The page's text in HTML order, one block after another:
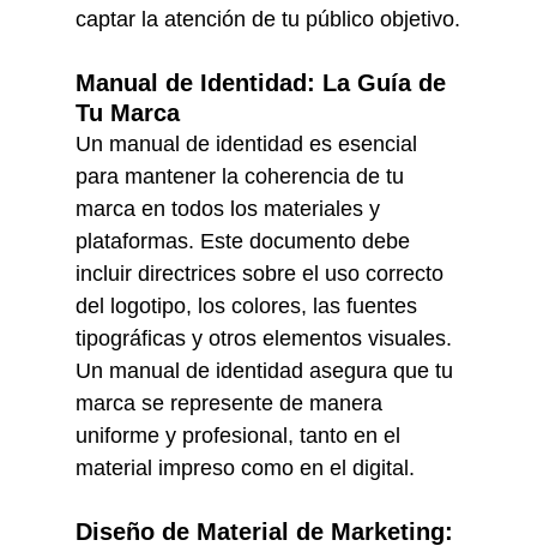
captar la atención de tu público objetivo.
Manual de Identidad: La Guía de
Tu Marca
Un manual de identidad es esencial
para mantener la coherencia de tu
marca en todos los materiales y
plataformas. Este documento debe
incluir directrices sobre el uso correcto
del logotipo, los colores, las fuentes
tipográficas y otros elementos visuales.
Un manual de identidad asegura que tu
marca se represente de manera
uniforme y profesional, tanto en el
material impreso como en el digital.
Diseño de Material de Marketing: